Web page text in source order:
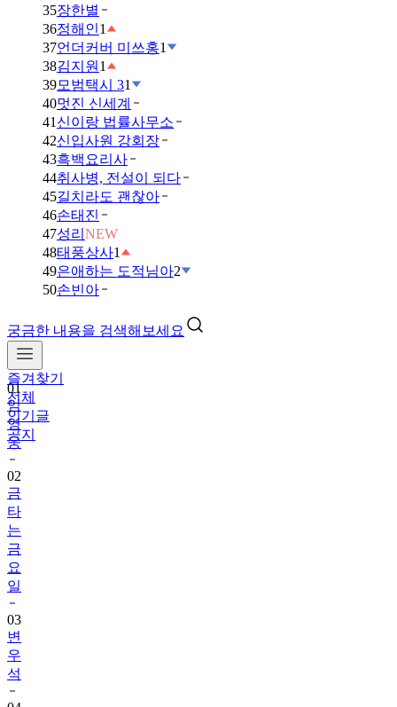
35장한별
36정해인1
37언더커버 미쓰홍1
38김지원 1
39모범택시 31
40멋진 신세계
41 신이랑 법률사무소
42신입사원 강회장
43흑백요리사
44취사병, 전설이 되다
45길치라도 괜찮아
46손태진
47성리 NEW
48태풍상사1
49은애하는 도적님아2
50손빈아
궁금한 내용을 검색해보세요
즐겨찾기
전체
인기글
공지
01
임
영
웅
02
금
타
는
금
요
일
03
변
우
석